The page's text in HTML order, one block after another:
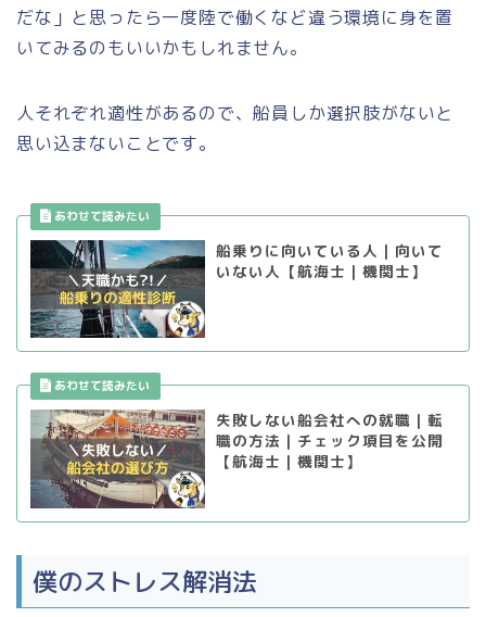
だな」と思ったら一度陸で働くなど違う環境に身を置
いてみるのもいいかもしれません。
人それぞれ適性があるので、船員しか選択肢がないと
思い込まないことです。
船乗りに向いている人｜向いて
いない人【航海士｜機関士】
失敗しない船会社への就職｜転
職の方法｜チェック項目を公開
【航海士｜機関士】
僕のストレス解消法